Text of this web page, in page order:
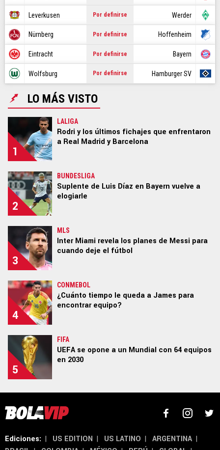
CR7
NBA
GAMER
SPOILER
Ediciones: | US EDITION | US LATINO | ARGENTINA
BRASIL | COLOMBIA
ECUADOR |
STAFF | CONTACTO | Escribe en Bolavip | RedGol |
Futbolcentroamerica
Términos y Condiciones
Ad Choices
Leverkusen Por definirse Werder
Nürnberg Por definirse Hoffenheim
Eintracht Por definirse Bayern
Wolfsburg Por definirse Hamburger SV
LO MÁS VISTO
1
LALIGA
Rodri y los últimos fichajes que enfrentaron
a Real Madrid y Barcelona
2
BUNDESLIGA
Suplente de Luis Díaz en Bayern vuelve a
elogiarle
3
MLS
Inter Miami revela los planes de Messi para
cuando deje el fútbol
4
CONMEBOL
¿Cuánto tiempo le queda a James para
encontrar equipo?
5
FIFA
UEFA se opone a un Mundial con 64 equipos
en 2030
Ediciones: | US EDITION | US LATINO | ARGENTINA |